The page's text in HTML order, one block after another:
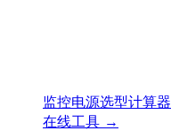
监控电源选型计算器
在线工具 →